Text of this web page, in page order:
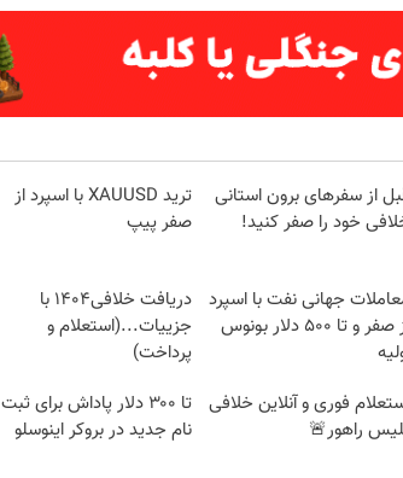
از سفرهای برون استانی
خود را صفر کنید!
ترید XAUUSD با اسپرد از
صفر پیپ
جهانی نفت با اسپرد
از صفر و تا ۵۰۰ دلار بونوس
دریافت خلافی۱۴۰۴ با
جزییات...(استعلام و
پرداخت)
فوری و آنلاین خلافی
راهور🚨
تا ۳۰۰ دلار پاداش برای ثبت
نام جدید در بروکر اینوسلو